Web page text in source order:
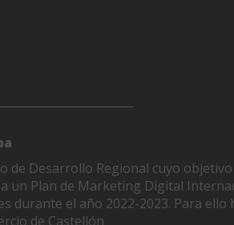
de Desarrollo Regional cuyo
un Plan de Marketing Digital
durante el año 2022-2023. Para ello
de Castellón